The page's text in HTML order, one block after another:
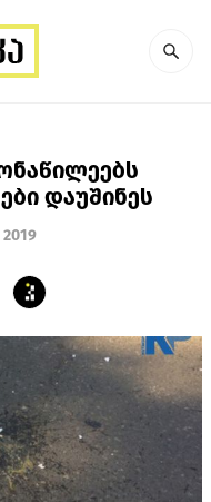
დაუშინეს